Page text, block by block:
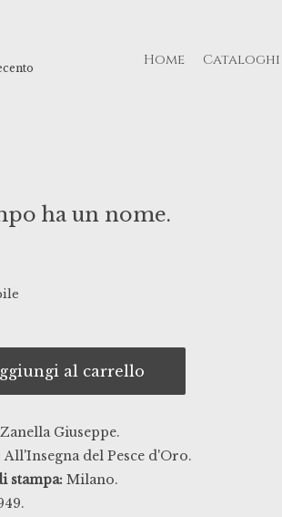
Home Cataloghi
ha un nome.
al carrello
Zanella Giuseppe.
All'Insegna del Pesce d'Oro.
stampa: Milano.